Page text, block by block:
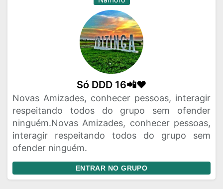
Só DDD 16📲❤️
Novas Amizades, conhecer pessoas, interagir
respeitando todos do grupo sem ofender
ninguém.Novas Amizades, conhecer pessoas,
interagir respeitando todos do grupo sem
ofender ninguém.
ENTRAR NO GRUPO